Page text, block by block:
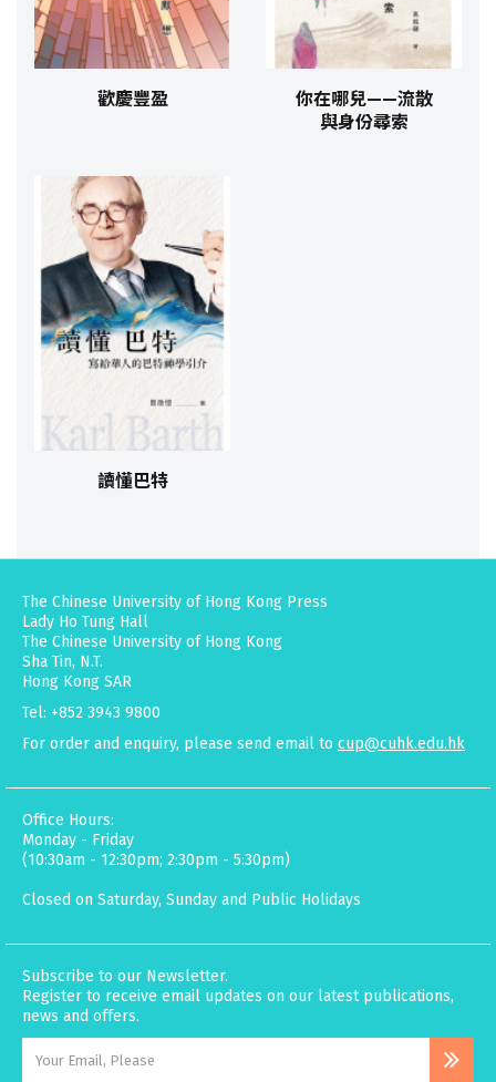
歡慶豐盈
你在哪兒——流散
與身份尋索
讀懂巴特
The Chinese University of Hong Kong Press
Lady Ho Tung Hall
The Chinese University of Hong Kong
Sha Tin, N.T.
Hong Kong SAR
Tel: +852 3943 9800
For order and enquiry, please send email to cup@cuhk.edu.hk
Office Hours:
Monday - Friday
(10:30am - 12:30pm; 2:30pm - 5:30pm)
Closed on Saturday, Sunday and Public Holidays
Subscribe to our Newsletter.
Register to receive email updates on our latest publications,
news and offers.